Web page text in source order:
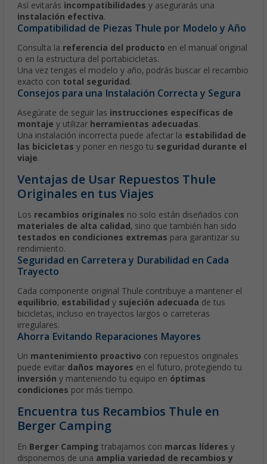
Así evitarás incompatibilidades y asegurarás una
instalación efectiva.
Compatibilidad de Piezas Thule por Modelo y Año
Consulta la referencia del producto en el manual original
o en la estructura del portabicicletas.
Una vez tengas el modelo y año, podrás buscar el recambio
exacto con total seguridad .
Consejos para una Instalación Correcta y Segura
Asegúrate de seguir las instrucciones específicas de
montaje y utilizar herramientas adecuadas.
Una instalación incorrecta puede afectar la estabilidad de
las bicicletas y poner en riesgo tu seguridad durante el
viaje.
Ventajas de Usar Repuestos Thule
Originales en tus Viajes
Los recambios originales no solo están diseñados con
materiales de alta calidad , sino que también han sido
testados en condiciones extremas para garantizar su
rendimiento.
Seguridad en Carretera y Durabilidad en Cada
Trayecto
Cada componente original Thule contribuye a mantener el
equilibrio, estabilidad y sujeción adecuada de tus
bicicletas, incluso en trayectos largos o carreteras
irregulares.
Ahorra Evitando Reparaciones Mayores
Un mantenimiento proactivo con repuestos originales
puede evitar daños mayores en el futuro, protegiendo tu
inversión y manteniendo tu equipo en óptimas
condiciones por más tiempo.
Encuentra tus Recambios Thule en
Berger Camping
En Berger Camping trabajamos con marcas líderes y
disponemos de una amplia variedad de recambios y